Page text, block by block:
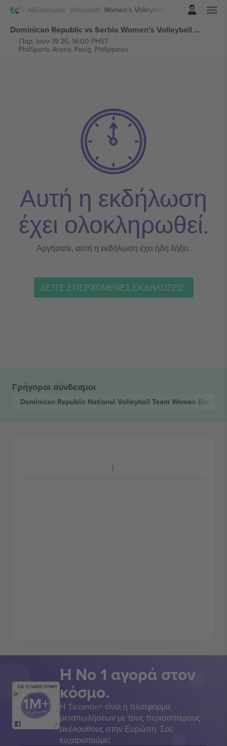
Αθλητισμός Volleyball Women's Volleyball Nations League
Σύνδεση
Dominican Republic vs Serbia Women's Volleyball Nations League εισιτήρια
Παρ, Ιουν 19 26, 16:00 PHST
PhilSports Arena, Pasig, Philippines
Αυτή η εκδήλωση
έχει ολοκληρωθεί.
Αργήσατε, αυτή η εκδήλωση έχει ήδη λήξει.
ΔΕΊΤΕ ΕΠΕΡΧΌΜΕΝΕΣ ΕΚΔΗΛΏΣΕΙΣ.
Γρήγοροι σύνδεσμοι
Dominican Republic National Volleyball Team Women
ΣΑΣ ΕΥΧΑΡΙΣΤΟΥΜΕ!
Η Νο 1 αγορά στον
κόσμο.
Η Ticombo® είναι η πλατφόρμα
μεταπωλήσεων με τους περισσότερους
ακόλουθους στην Ευρώπη. Σας
ευχαριστούμε!